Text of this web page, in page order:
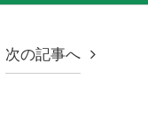
次の記事へ